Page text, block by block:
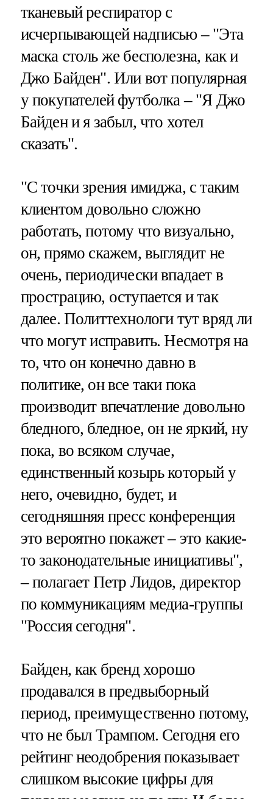
тканевый респиратор с
исчерпывающей надписью – "Эта
маска столь же бесполезна, как и
Джо Байден". Или вот популярная
у покупателей футболка – "Я Джо
Байден и я забыл, что хотел
сказать".
"С точки зрения имиджа, с таким
клиентом довольно сложно
работать, потому что визуально,
он, прямо скажем, выглядит не
очень, периодически впадает в
прострацию, оступается и так
далее. Политтехнологи тут вряд ли
что могут исправить. Несмотря на
то, что он конечно давно в
политике, он все таки пока
производит впечатление довольно
бледного, бледное, он не яркий, ну
пока, во всяком случае,
единственный козырь который у
него, очевидно, будет, и
сегодняшняя пресс конференция
это вероятно покажет – это какие-
то законодательные инициативы",
– полагает Петр Лидов, директор
по коммуникациям медиа-группы
"Россия сегодня".
Байден, как бренд хорошо
продавался в предвыборный
период, преимущественно потому,
что не был Трампом. Сегодня его
рейтинг неодобрения показывает
слишком высокие цифры для